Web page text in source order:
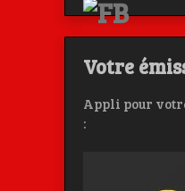
Votre
Appli pour
: